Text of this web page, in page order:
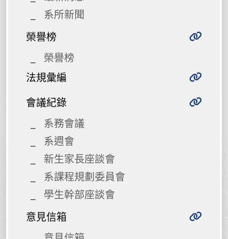
系所新聞
榮譽榜
榮譽榜
法規彙編
會議紀錄
系務會議
系週會
新生家長座談會
系課程規劃委員會
學生幹部座談會
意見信箱